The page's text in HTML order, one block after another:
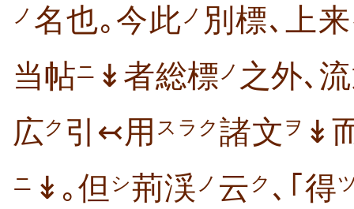
ノ 名也｡今此 ノ 別標､上来
当帖 ニ ↡者総標 ノ 之外､
広ク 引↢用 スラク 諸文 ヲ ↡
ニ ↡｡但 シ荊渓 ノ 云ク ､｢得